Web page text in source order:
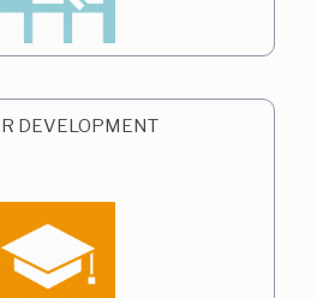
DEVELOPMENT